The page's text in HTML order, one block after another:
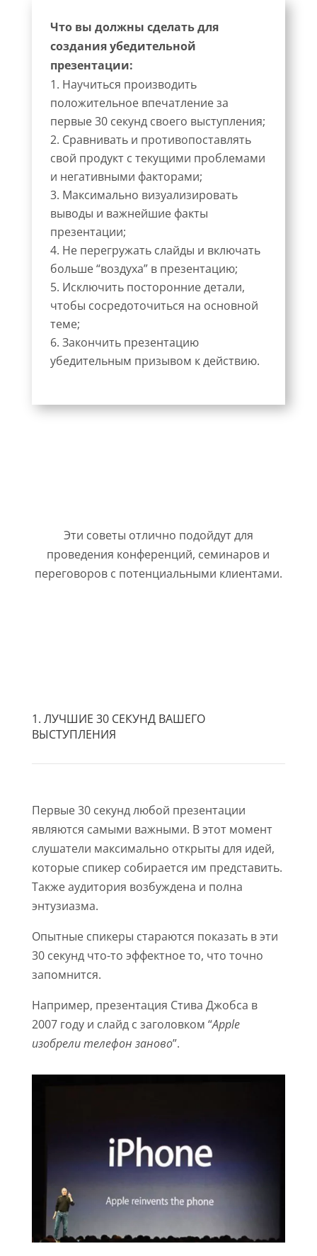
Что вы должны сделать для
создания убедительной
презентации:
Научиться производить
положительное впечатление за
первые 30 секунд своего выступления;
Сравнивать и противопоставлять
свой продукт с текущими проблемами
и негативными факторами;
Максимально визуализировать
выводы и важнейшие факты
презентации;
Не перегружать слайды и включать
больше “воздуха” в презентацию;
Исключить посторонние детали,
чтобы сосредоточиться на основной
теме;
Закончить презентацию
убедительным призывом к действию.
Эти советы отлично подойдут для
проведения конференций, семинаров и
переговоров с потенциальными клиентами.
1. ЛУЧШИЕ 30 СЕКУНД ВАШЕГО
ВЫСТУПЛЕНИЯ
Первые 30 секунд любой презентации
являются самыми важными. В этот момент
слушатели максимально открыты для идей,
которые спикер собирается им представить.
Также аудитория возбуждена и полна
энтузиазма.
Опытные спикеры стараются показать в эти
30 секунд что-то эффектное то, что точно
запомнится.
Например, презентация Стива Джобса в
2007 году и слайд с заголовком “Apple
изобрели телефон заново”.